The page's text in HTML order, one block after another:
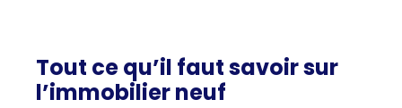
Tout ce qu’il faut savoir sur
l’immobilier neuf